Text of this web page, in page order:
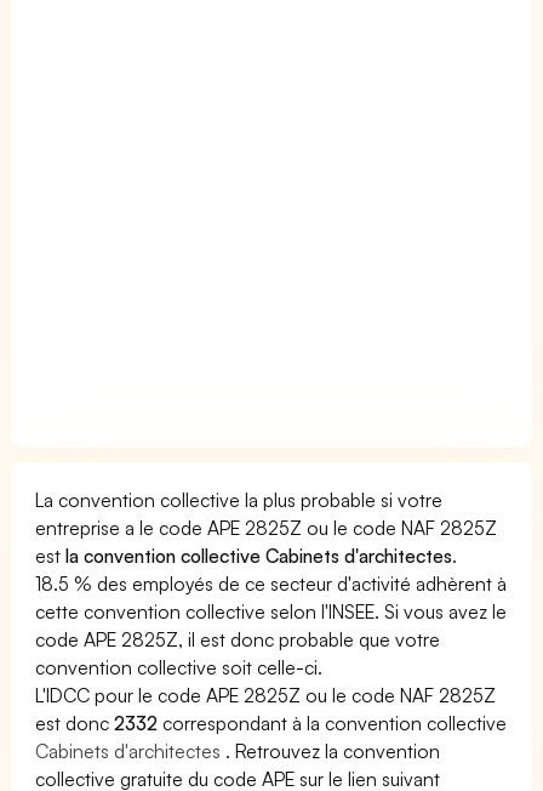
La convention collective la plus probable si votre
entreprise a le code APE 2825Z ou le code NAF 2825Z
estla convention collective Cabinets d'architectes.
18.5 % des employés de ce secteur d'activité adhèrent à
cette convention collective selon l'INSEE. Si vous avez le
code APE 2825Z, il est donc probable que votre
convention collective soit celle-ci.
L'IDCC pour le code APE 2825Z ou le code NAF 2825Z
est donc2332 correspondant à la convention collective
Cabinets d'architectes . Retrouvez la convention
collective gratuite du code APE sur le lien suivant